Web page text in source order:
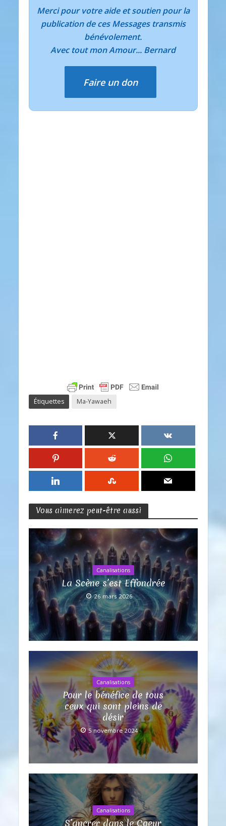
Merci pour votre aide et soutien pour la
publication de ces Messages transmis
bénévolement.
Avec tout mon Amour... Bernard
Faire un don
Étiquettes Ma-Yawaeh
Vous aimerez peut-être aussi
Canalisations
La Scène s’est Effondrée
26 mars 2026
Canalisations
Pour le bénéfice de tous
ceux qui sont pleins de
désir
5 novembre 2024
Canalisations
S’ancrer dans le Coeur